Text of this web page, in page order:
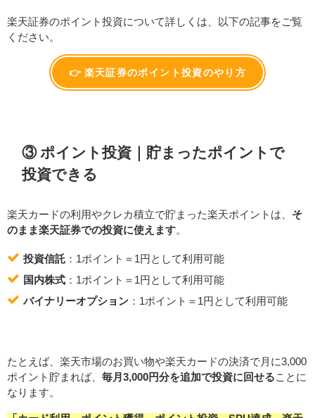
楽天証券のポイント投資について詳しくは、以下の記事をご覧
ください。
👉 楽天証券のポイント投資のやり方
③ ポイント投資｜貯まったポイントで
投資できる
楽天カードの利用やクレカ積立で貯まった楽天ポイントは、 そ
のまま楽天証券での投資に使えます。
投資信託：1ポイント＝1円として利用可能
国内株式：1ポイント＝1円として利用可能
バイナリーオプション：1ポイント＝1円として利用可能
たとえば、楽天市場のお買い物や楽天カードの決済で月に3,000
ポイント貯まれば、 毎月3,000円分を追加で投資に回せる ことに
なります。